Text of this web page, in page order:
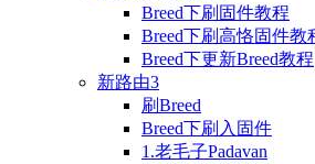
Breed下刷固件教程
Breed下刷高恪固件教
Breed下更新Breed教程
新路由3
刷Breed
Breed下刷入固件
1.老毛子Padavan